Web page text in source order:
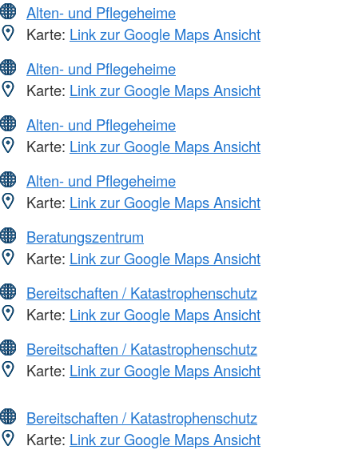
Alten- und Pflegeheime
Karte: Link zur Google Maps Ansicht
Alten- und Pflegeheime
Karte: Link zur Google Maps Ansicht
Alten- und Pflegeheime
Karte: Link zur Google Maps Ansicht
Alten- und Pflegeheime
Karte: Link zur Google Maps Ansicht
Beratungszentrum
Karte: Link zur Google Maps Ansicht
Bereitschaften / Katastrophenschutz
Karte: Link zur Google Maps Ansicht
Bereitschaften / Katastrophenschutz
Karte: Link zur Google Maps Ansicht
Bereitschaften / Katastrophenschutz
Karte: Link zur Google Maps Ansicht